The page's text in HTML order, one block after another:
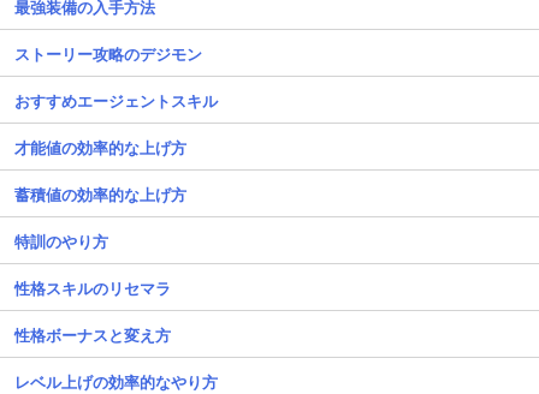
最強装備の入手方法
ストーリー攻略のデジモン
おすすめエージェントスキル
才能値の効率的な上げ方
蓄積値の効率的な上げ方
特訓のやり方
性格スキルのリセマラ
性格ボーナスと変え方
レベル上げの効率的なやり方